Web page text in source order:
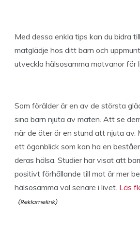
Med dessa enkla tips kan du bidra
matglädje hos ditt barn och
utveckla hälsosamma matvanor för
Som förälder är en av de största
sina barn njuta av maten. Att se
när de äter är en stund att njuta av.
ett ögonblick som kan ha en
deras hälsa. Studier har visat att
positivt förhållande till mat är mer
hälsosamma val senare i livet. Läs